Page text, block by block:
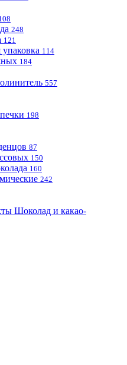
248
121
114
184
557
198
87
150
160
242
Шоколад и какао-